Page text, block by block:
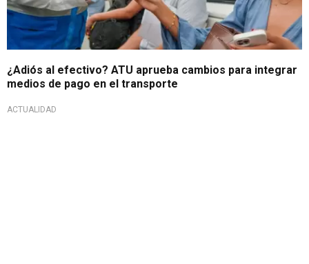
¿Adiós al efectivo? ATU aprueba cambios para integrar
medios de pago en el transporte
ACTUALIDAD